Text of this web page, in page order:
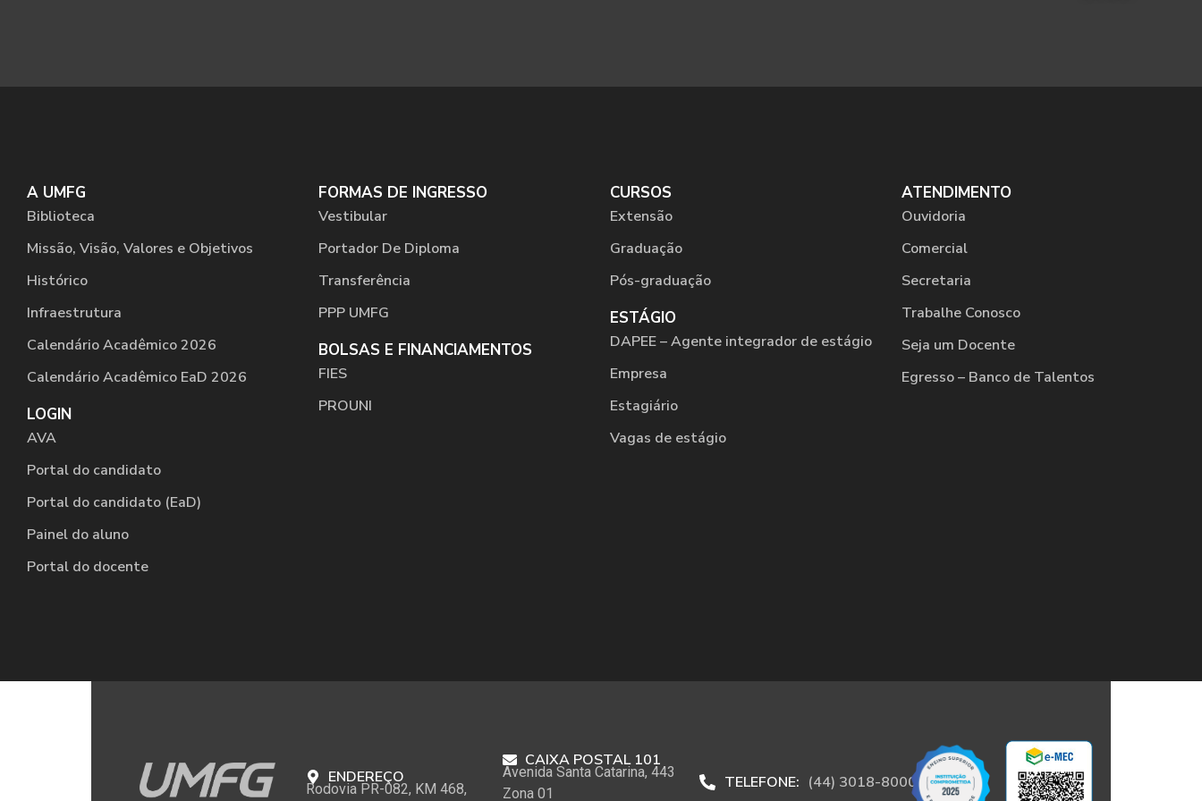
A UMFG
Biblioteca
Missão, Visão, Valores e Objetivos
Histórico
Infraestrutura
Calendário Acadêmico 2026
Calendário Acadêmico EaD 2026
LOGIN
AVA
Portal do candidato
Portal do candidato (EaD)
Painel do aluno
Portal do docente
FORMAS DE INGRESSO
Vestibular
Portador De Diploma
Transferência
PPP UMFG
BOLSAS E FINANCIAMENTOS
FIES
PROUNI
CURSOS
Extensão
Graduação
Pós-graduação
ESTÁGIO
DAPEE – Agente integrador de estágio
Empresa
Estagiário
Vagas de estágio
ATENDIMENTO
Ouvidoria
Comercial
Secretaria
Trabalhe Conosco
Seja um Docente
Egresso – Banco de Talentos
ENDEREÇO
Rodovia PR-082, KM 468,
CAIXA POSTAL 101
Avenida Santa Catarina, 443
Zona 01
TELEFONE: (44) 3018-8000